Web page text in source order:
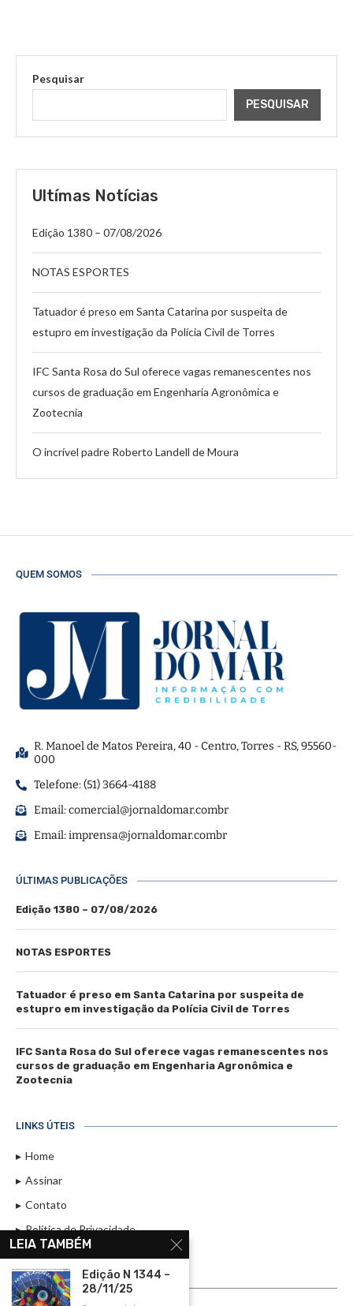
Pesquisar
PESQUISAR
Ultímas Notícias
Edição 1380 – 07/08/2026
NOTAS ESPORTES
Tatuador é preso em Santa Catarina por suspeita de
estupro em investigação da Polícia Civil de Torres
IFC Santa Rosa do Sul oferece vagas remanescentes nos
cursos de graduação em Engenharia Agronômica e
Zootecnia
O incrível padre Roberto Landell de Moura
QUEM SOMOS
R. Manoel de Matos Pereira, 40 - Centro, Torres - RS, 95560-
000
Telefone: (51) 3664-4188
Email:comercial@jornaldomar.combr
Email:imprensa@jornaldomar.combr
ÚLTIMAS PUBLICAÇÕES
Edição 1380 – 07/08/2026
NOTAS ESPORTES
Tatuador é preso em Santa Catarina por suspeita de
estupro em investigação da Polícia Civil de Torres
IFC Santa Rosa do Sul oferece vagas remanescentes nos
cursos de graduação em Engenharia Agronômica e
Zootecnia
LINKS ÚTEIS
Home
Assinar
Contato
Política de Privacidade
ASSINE
LEIA TAMBÉM
Edição N 1344 –
28/11/25